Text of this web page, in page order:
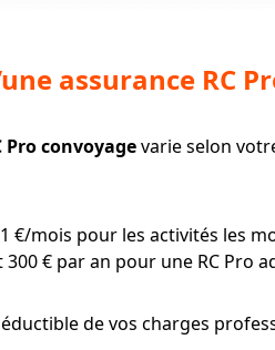
assurance RC
Pro convoyagevarie selon
€/mois pour les activités les
300 € par an pour une RC Pro
de vos charges